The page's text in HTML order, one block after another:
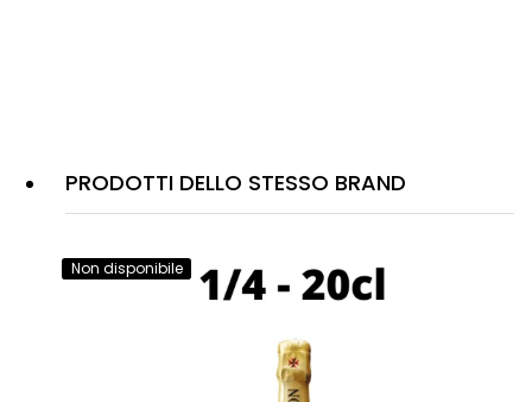
PRODOTTI DELLO STESSO BRAND
Non disponibile